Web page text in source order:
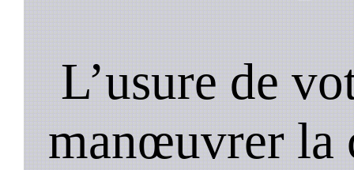
L’usure de
manœuvrer la